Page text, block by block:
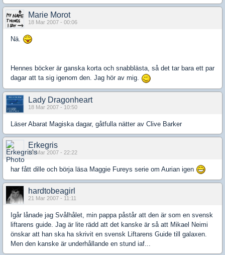
Marie Morot
18 Mar 2007 - 00:06
Nä.
Hennes böcker är ganska korta och snabblästa, så det tar bara ett par
dagar att ta sig igenom den. Jag hör av mig.
Lady Dragonheart
18 Mar 2007 - 10:50
Läser Abarat Magiska dagar, gåtfulla nätter av Clive Barker
Erkegris
18 Mar 2007 - 22:22
har fått dille och börja läsa Maggie Fureys serie om Aurian igen
hardtobeagirl
21 Mar 2007 - 11:11
Igår lånade jag Svålhålet, min pappa påstår att den är som en svensk
liftarens guide. Jag är lite rädd att det kanske är så att Mikael Neimi
önskar att han ska ha skrivit en svensk Liftarens Guide till galaxen.
Men den kanske är underhållande en stund iaf...